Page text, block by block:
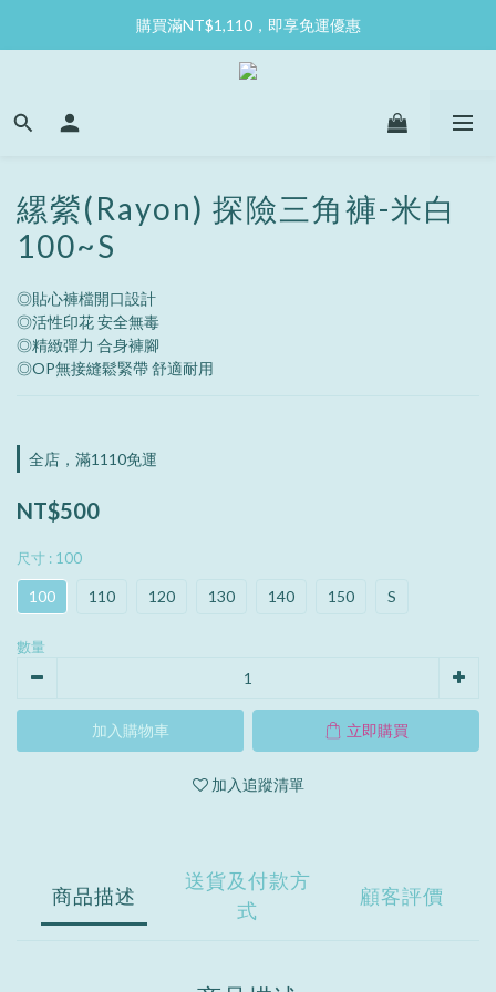
購買滿NT$1,110，即享免運優惠
縲縈(Rayon) 探險三角褲-米白
100~S
◎貼心褲檔開口設計
◎活性印花 安全無毒
◎精緻彈力 合身褲腳
◎OP無接縫鬆緊帶 舒適耐用
全店，滿1110免運
NT$500
尺寸 : 100
100 110 120 130 140 150 S
數量
加入購物車 立即購買
加入追蹤清單
商品描述
送貨及付款方
式
顧客評價